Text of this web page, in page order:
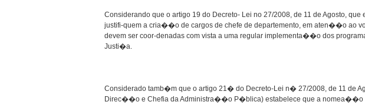
Considerando que o artigo 19 do Decreto- Lei no 27/2008, de 11 de Agosto,
justifi-quem a cria��o de cargos de chefe de departemento, em aten��o ao
devem ser coor-denadas com vista a uma regular implementa��o dos
Justi�a.
Considerado tamb�m que o artigo 21� do Decreto-Lei n� 27/2008, de 11 de
Direc��o e Chefia da Administra��o P�blica) estabelece que a nomea��o